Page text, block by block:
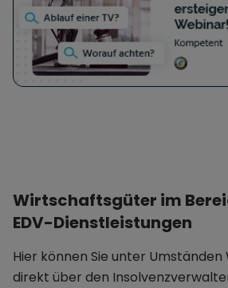
Wirtschaftsgüter im
EDV-Dienstleistungen
Hier können Sie unter
direkt über den